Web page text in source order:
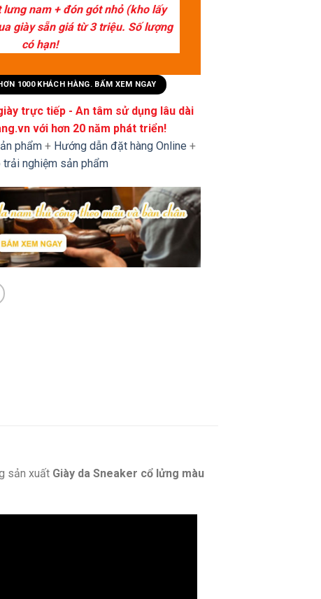
lưng nam + đón gót nhỏ (kho lấy
giày sẵn giá từ 3 triệu. Số lượng
có hạn!
1000 KHÁCH HÀNG. BẤM XEM NGAY
trực tiếp - An tâm sử dụng lâu dài
với hơn 20 năm phát triển!
phẩm+ Hướng dẫn đặt hàng Online +
trải nghiệm sản phẩm
sản xuất Giày da Sneaker cổ lửng màu